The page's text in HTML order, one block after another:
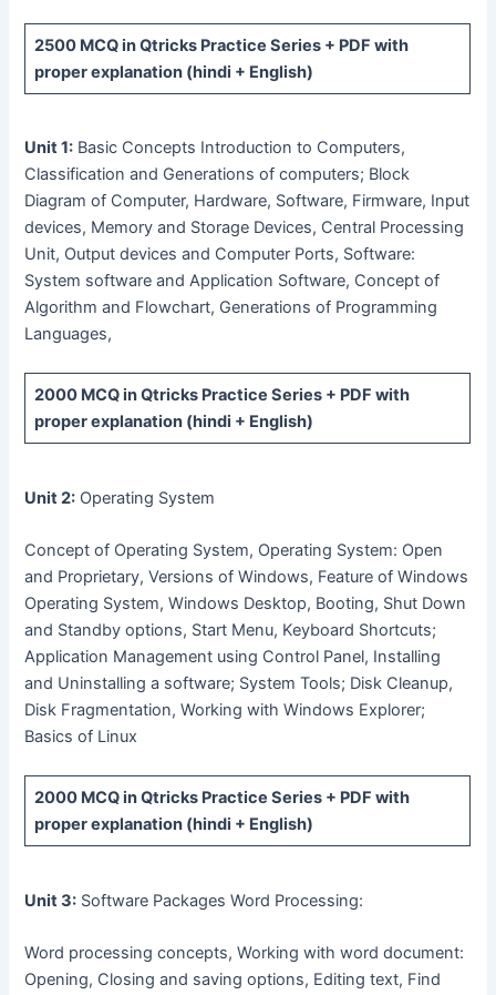
2500 MCQin Qtricks Practice Series + PDF with
proper explanation (hindi + English)
Unit 1: Basic Concepts Introduction to Computers,
Classification and Generations of computers; Block
Diagram of Computer, Hardware, Software, Firmware, Input
devices, Memory and Storage Devices, Central Processing
Unit, Output devices and Computer Ports, Software:
System software and Application Software, Concept of
Algorithm and Flowchart, Generations of Programming
Languages,
2000 MCQin Qtricks Practice Series + PDF with
proper explanation (hindi + English)
Unit 2: Operating System
Concept of Operating System, Operating System: Open
and Proprietary, Versions of Windows, Feature of Windows
Operating System, Windows Desktop, Booting, Shut Down
and Standby options, Start Menu, Keyboard Shortcuts;
Application Management using Control Panel, Installing
and Uninstalling a software; System Tools; Disk Cleanup,
Disk Fragmentation, Working with Windows Explorer;
Basics of Linux
2000 MCQin Qtricks Practice Series + PDF with
proper explanation (hindi + English)
Unit 3: Software Packages Word Processing:
Word processing concepts, Working with word document:
Opening, Closing and saving options, Editing text, Find